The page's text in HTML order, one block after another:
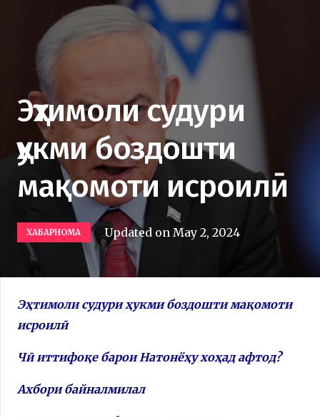
Эҳтимоли судури
ҳукми боздошти
мақомоти исроилӣ
ХАБАРНОМА Updated on May 2, 2024
Эҳтимоли судури ҳукми боздошти мақомоти
исроилӣ
Чӣ иттифоқе барои Натонёҳу хоҳад афтод?
Ахбори байналмилал